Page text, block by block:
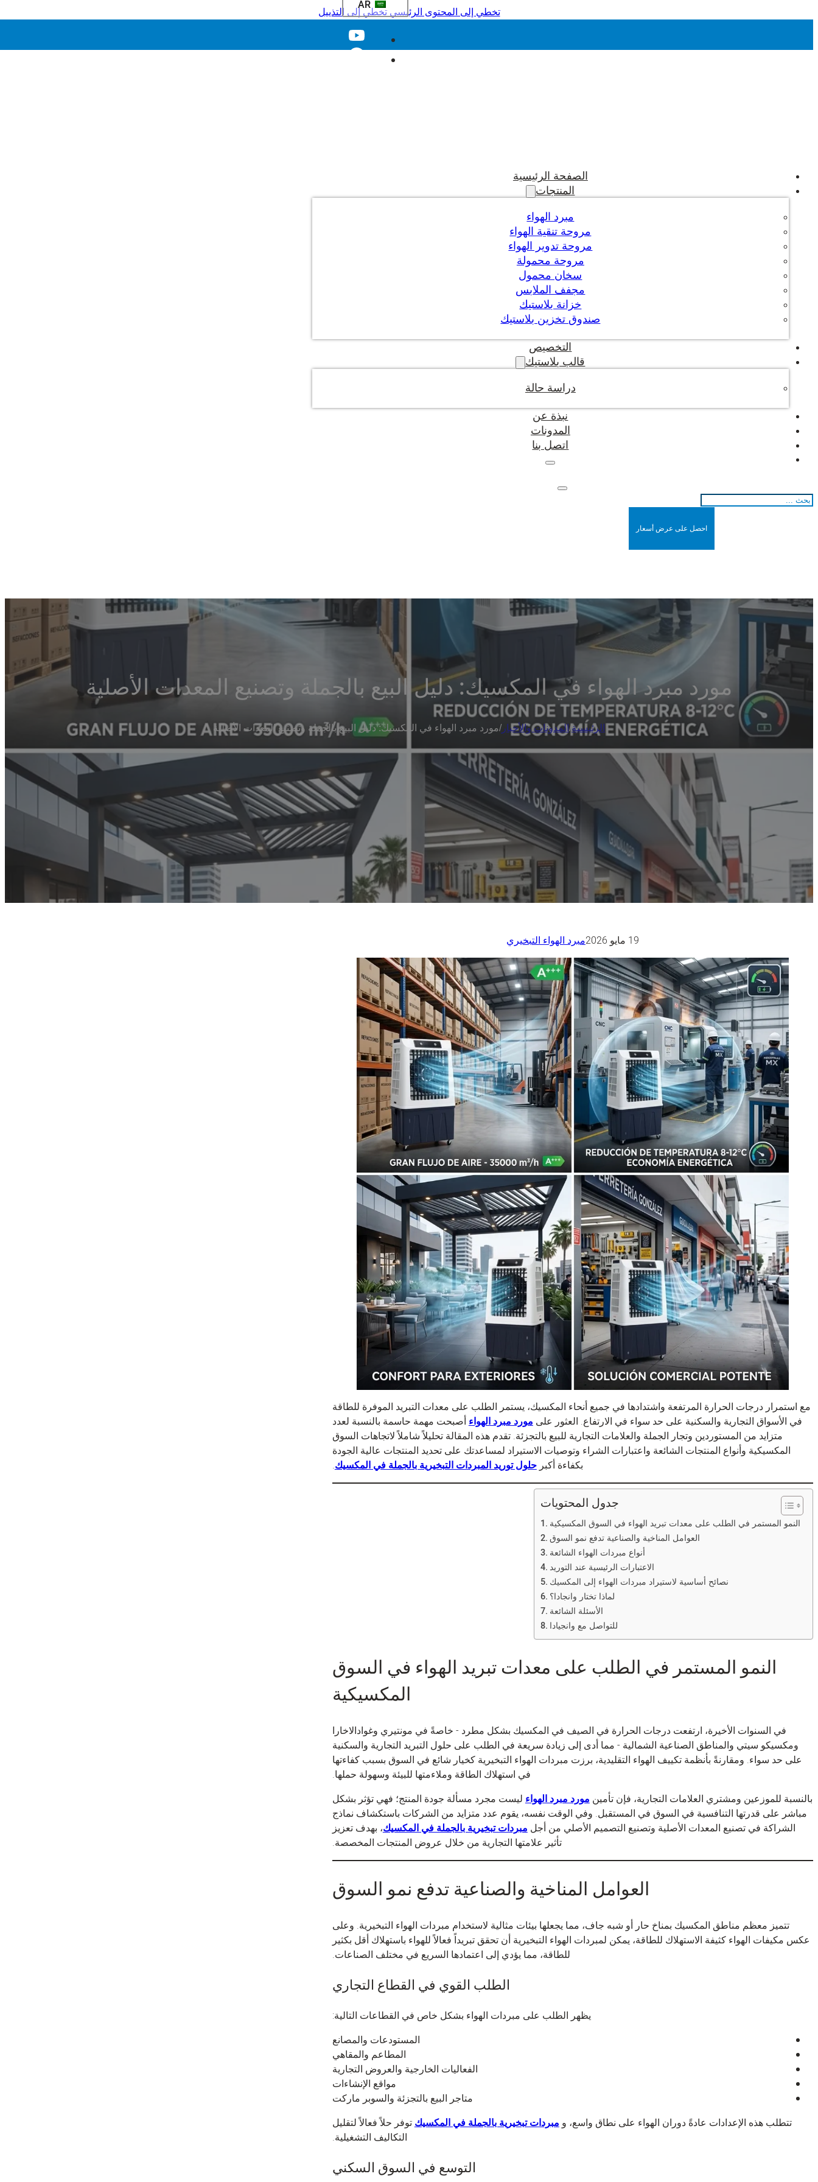
تخطي إلى المحتوى الرئيسيتخطي إلى التذييل
AR
الصفحة الرئيسية
المنتجات
مبرد الهواء
مروحة تنقية الهواء
مروحة تدوير الهواء
مروحة محمولة
سخان محمول
مجفف الملابس
خزانة بلاستيك
صندوق تخزين بلاستيك
التخصيص
قالب بلاستيك
دراسة حالة
نبذة عن
المدونات
اتصل بنا
بحث
احصل على عرض أسعار
مورد مبرد الهواء في المكسيك: دليل البيع بالجملة وتصنيع المعدات الأصلية
الرئيسية/المدونات والأخبار/مورد مبرد الهواء في المكسيك: دليل البيع بالجملة وتصنيع المعدات الأصلية
19 مايو 2026 مبرد الهواء التبخيري
مع استمرار درجات الحرارة المرتفعة واشتدادها في جميع أنحاء المكسيك، يستمر الطلب على معدات التبريد الموفرة للطاقة
في الأسواق التجارية والسكنية على حد سواء في الارتفاع. العثور علىمورد مبرد الهواءأصبحت مهمة حاسمة بالنسبة لعدد
متزايد من المستوردين وتجار الجملة والعلامات التجارية للبيع بالتجزئة. تقدم هذه المقالة تحليلاً شاملاً لاتجاهات السوق
المكسيكية وأنواع المنتجات الشائعة واعتبارات الشراء وتوصيات الاستيراد لمساعدتك على تحديد المنتجات عالية الجودة
بكفاءة أكبرحلول توريد المبردات التبخيرية بالجملة في المكسيك.
جدول المحتويات
النمو المستمر في الطلب على معدات تبريد الهواء في السوق المكسيكية
العوامل المناخية والصناعية تدفع نمو السوق
أنواع مبردات الهواء الشائعة
الاعتبارات الرئيسية عند التوريد
نصائح أساسية لاستيراد مبردات الهواء إلى المكسيك
لماذا تختار وانجادا؟
الأسئلة الشائعة
للتواصل مع وانجيادا
النمو المستمر في الطلب على معدات تبريد الهواء في السوق
المكسيكية
في السنوات الأخيرة، ارتفعت درجات الحرارة في الصيف في المكسيك بشكل مطرد - خاصةً في مونتيري وغوادالاخارا
ومكسيكو سيتي والمناطق الصناعية الشمالية - مما أدى إلى زيادة سريعة في الطلب على حلول التبريد التجارية والسكنية
على حد سواء. ومقارنةً بأنظمة تكييف الهواء التقليدية، برزت مبردات الهواء التبخيرية كخيار شائع في السوق بسبب كفاءتها
في استهلاك الطاقة وملاءمتها للبيئة وسهولة حملها.
بالنسبة للموزعين ومشتري العلامات التجارية، فإن تأمينمورد مبرد الهواءليست مجرد مسألة جودة المنتج؛ فهي تؤثر بشكل
مباشر على قدرتها التنافسية في السوق في المستقبل. وفي الوقت نفسه، يقوم عدد متزايد من الشركات باستكشاف نماذج
الشراكة في تصنيع المعدات الأصلية وتصنيع التصميم الأصلي من أجلمبردات تبخيرية بالجملة في المكسيك، بهدف تعزيز
تأثير علامتها التجارية من خلال عروض المنتجات المخصصة.
العوامل المناخية والصناعية تدفع نمو السوق
تتميز معظم مناطق المكسيك بمناخ حار أو شبه جاف، مما يجعلها بيئات مثالية لاستخدام مبردات الهواء التبخيرية. وعلى
عكس مكيفات الهواء كثيفة الاستهلاك للطاقة، يمكن لمبردات الهواء التبخيرية أن تحقق تبريداً فعالاً للهواء باستهلاك أقل بكثير
للطاقة، مما يؤدي إلى اعتمادها السريع في مختلف الصناعات.
الطلب القوي في القطاع التجاري
يظهر الطلب على مبردات الهواء بشكل خاص في القطاعات التالية:
المستودعات والمصانع
المطاعم والمقاهي
الفعاليات الخارجية والعروض التجارية
مواقع الإنشاءات
متاجر البيع بالتجزئة والسوبر ماركت
تتطلب هذه الإعدادات عادةً دوران الهواء على نطاق واسع، و مبردات تبخيرية بالجملة في المكسيك توفر حلاً فعالاً لتقليل
التكاليف التشغيلية.
التوسع في السوق السكني